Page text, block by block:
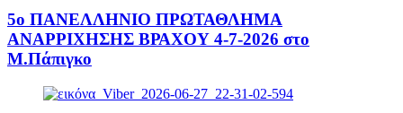
5ο ΠΑΝΕΛΛΗΝΙΟ ΠΡΩΤΑΘΛΗΜΑ
ΑΝΑΡΡΙΧΗΣΗΣ ΒΡΑΧΟΥ 4-7-2026 στο
Μ.Πάπιγκο